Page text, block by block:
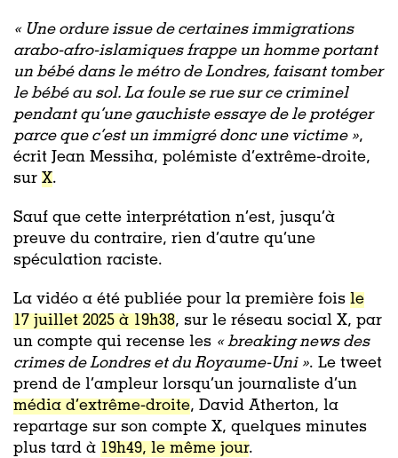
« Une ordure issue de certaines immigrations
arabo-afro-islamiques frappe un homme portant
un bébé dans le métro de Londres, faisant tomber
le bébé au sol. La foule se rue sur ce criminel
pendant qu’une gauchiste essaye de le protéger
parce que c’est un immigré donc une victime »,
écrit Jean Messiha, polémiste d’extrême-droite,
sur X.
Sauf que cette interprétation n’est, jusqu’à
preuve du contraire, rien d’autre qu’une
spéculation raciste.
La vidéo a été publiée pour la première fois le
17 juillet 2025 à 19h38, sur le réseau social X, par
un compte qui recense les «breaking news des
crimes de Londres et du Royaume-Uni ». Le tweet
prend de l’ampleur lorsqu’un journaliste d’un
média d’extrême-droite, David Atherton, la
repartage sur son compte X, quelques minutes
plus tard à 19h49, le même jour.